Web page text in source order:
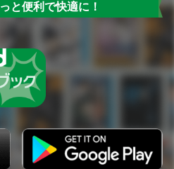
と便利で快適に！